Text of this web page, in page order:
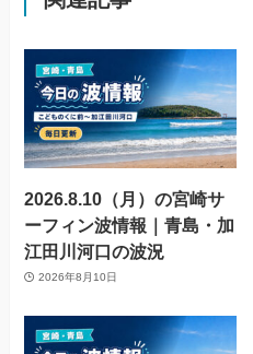
2026.8.10（月）の宮崎サ
ーフィン波情報｜青島・加
江田川河口の波況
2026年8月10日